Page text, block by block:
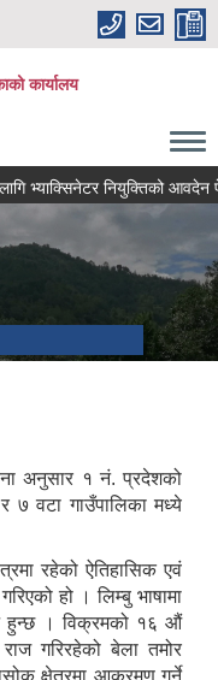
कार्यालय
भ्याक्सिनेटर नियुक्तिको आवदेन पेश
अनुसार १ नं. प्रदेशको
७ वटा गाउँपालिका मध्ये
रहेको ऐतिहासिक एवं
हो । लिम्बु भाषामा
हुन्छ । विक्रमको १६ औं
राज गरिरहेको बेला तमोर